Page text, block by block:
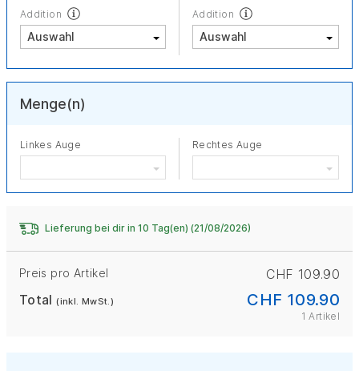
Addition Addition
Menge(n)
Linkes Auge Rechtes Auge
Lieferung bei dir in 10 Tag(en) (21/08/2026)
Preis pro Artikel
CHF 109.90
Total(inkl. MwSt.) CHF 109.90
1 Artikel